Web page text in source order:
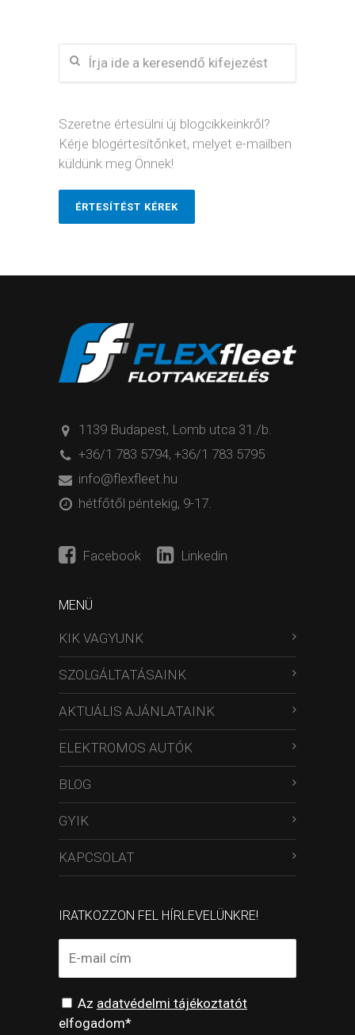
Szeretne értesülni új blogcikkeinkről?
Kérje blogértesítőnket, melyet e-mailben
küldünk meg Önnek!
ÉRTESÍTÉST KÉREK
1139 Budapest, Lomb utca 31./b.
+36/1 783 5794, +36/1 783 5795
info@flexfleet.hu
hétfőtől péntekig, 9-17.
Facebook Linkedin
MENÜ
KIK VAGYUNK
SZOLGÁLTATÁSAINK
AKTUÁLIS AJÁNLATAINK
ELEKTROMOS AUTÓK
BLOG
GYIK
KAPCSOLAT
IRATKOZZON FEL HÍRLEVELÜNKRE!
Az adatvédelmi tájékoztatót
elfogadom*